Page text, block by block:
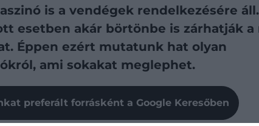
is a vendégek rendelkezésére
esetben akár börtönbe is zárhatják a
Éppen ezért mutatunk hat olyan
ami sokakat meglephet.
preferált forrásként a Google Keresőben